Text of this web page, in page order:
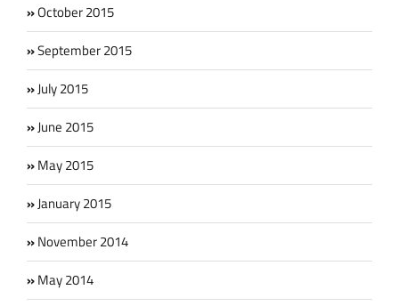
October 2015
September 2015
July 2015
June 2015
May 2015
January 2015
November 2014
May 2014